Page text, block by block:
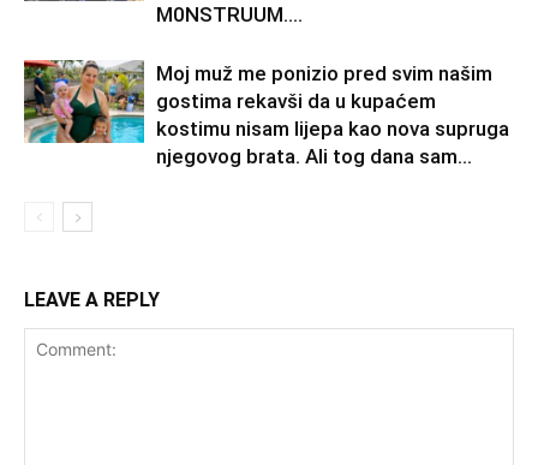
M0NSTRUUM….
Moj muž me ponizio pred svim našim
gostima rekavši da u kupaćem
kostimu nisam lijepa kao nova supruga
njegovog brata. Ali tog dana sam...
LEAVE A REPLY